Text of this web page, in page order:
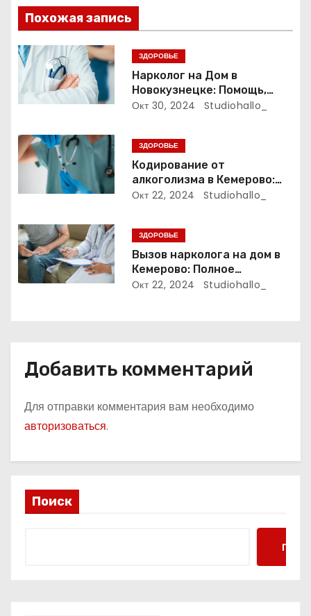
п
о
з
а
п
и
с
я
м
Похожая запись
ЗДОРОВЬЕ
Нарколог на Дом в
Новокузнецке: Помощь,
Которая Всегда Рядом
Окт 30, 2024 Studiohallo_
ЗДОРОВЬЕ
Кодирование от
алкоголизма в Кемерово:
Полный путеводитель
Окт 22, 2024 Studiohallo_
ЗДОРОВЬЕ
Вызов нарколога на дом в
Кемерово: Полное
руководство
Окт 22, 2024 Studiohallo_
Добавить комментарий
Для отправки комментария вам необходимо
авторизоваться.
Поиск
Поиск